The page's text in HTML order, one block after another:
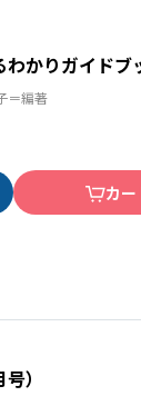
かりガイドブ
＝編著
カー
）